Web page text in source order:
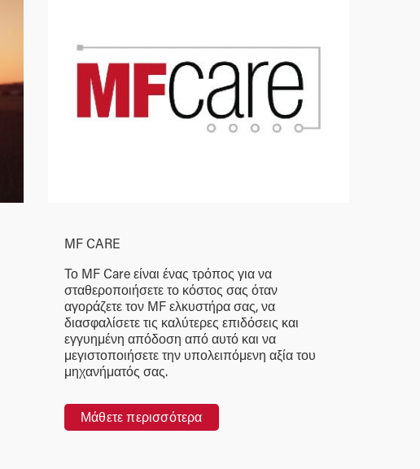
MF CARE
Το MF Care είναι ένας τρόπος για να
σταθεροποιήσετε το κόστος σας όταν
αγοράζετε τον MF ελκυστήρα σας, να
διασφαλίσετε τις καλύτερες επιδόσεις και
εγγυημένη απόδοση από αυτό και να
μεγιστοποιήσετε την υπολειπόμενη αξία του
μηχανήματός σας.
Μάθετε περισσότερα